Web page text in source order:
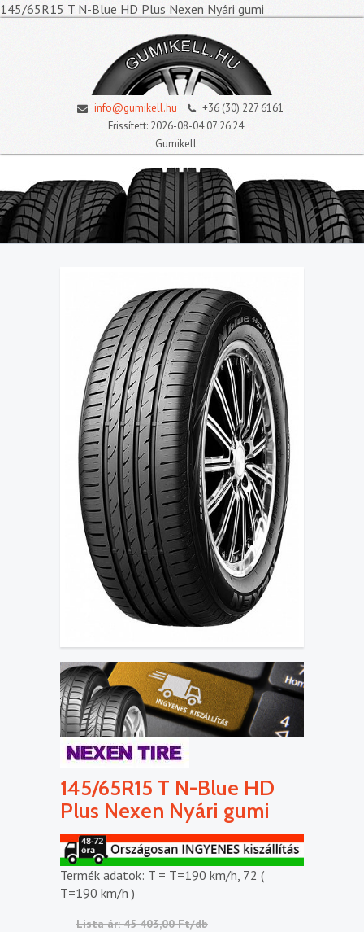
145/65R15 T N-Blue HD Plus Nexen Nyári gumi
info@gumikell.hu
+36 (30) 227 6161
Frissített: 2026-08-04 07:26:24
Gumikell
145/65R15 T N-Blue HD
Plus Nexen Nyári gumi
Termék adatok: T = T=190 km/h, 72 (
T=190 km/h )
Lista ár: 45 403,00 Ft/db